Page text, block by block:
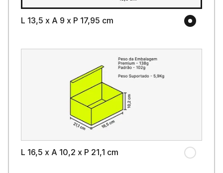
L 13,5 x A 9 x P 17,95 cm
L 16,5 x A 10,2 x P 21,1 cm